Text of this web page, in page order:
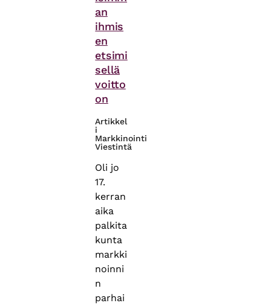
an
ihmis
en
etsimi
sellä
voitto
on
Artikkel
i
Markkinointi
Viestintä
Oli jo
17.
kerran
aika
palkita
kunta
markki
noinni
n
parhai